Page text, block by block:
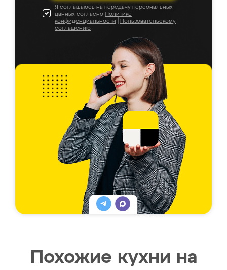
Я соглашаюсь на передачу персональных
данных согласно Политике
конфиденциальности
Пользовательскому
соглашению
Похожие кухни на